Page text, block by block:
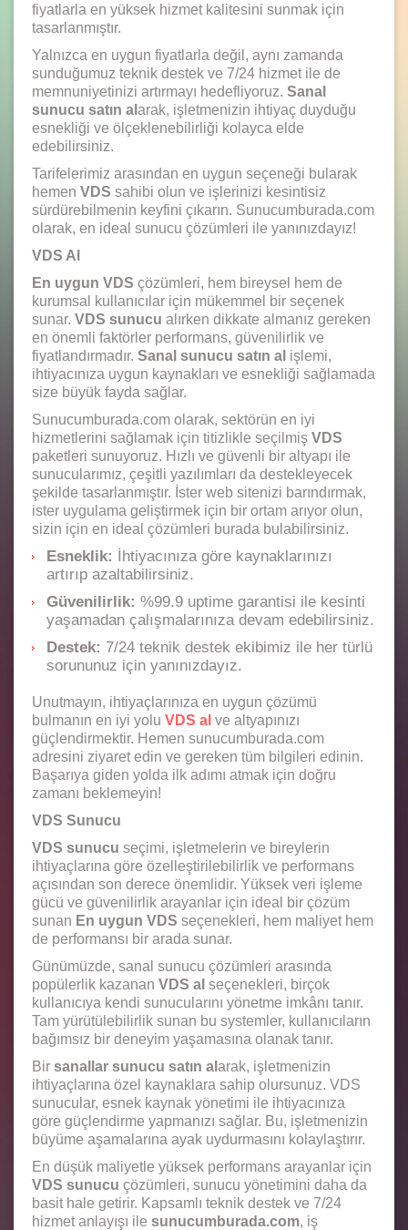
fiyatlarla en yüksek hizmet kalitesini sunmak için
tasarlanmıştır.
Yalnızca en uygun fiyatlarla değil, aynı zamanda
sunduğumuz teknik destek ve 7/24 hizmet ile de
memnuniyetinizi artırmayı hedefliyoruz. Sanal
sunucu satın al arak, işletmenizin ihtiyaç duyduğu
esnekliği ve ölçeklenebilirliği kolayca elde
edebilirsiniz.
Tarifelerimiz arasından en uygun seçeneği bularak
hemen VDS sahibi olun ve işlerinizi kesintisiz
sürdürebilmenin keyfini çıkarın. Sunucumburada.com
olarak, en ideal sunucu çözümleri ile yanınızdayız!
VDS Al
En uygun VDS çözümleri, hem bireysel hem de
kurumsal kullanıcılar için mükemmel bir seçenek
sunar. VDS sunucu alırken dikkate almanız gereken
en önemli faktörler performans, güvenilirlik ve
fiyatlandırmadır. Sanal sunucu satın al işlemi,
ihtiyacınıza uygun kaynakları ve esnekliği sağlamada
size büyük fayda sağlar.
Sunucumburada.com olarak, sektörün en iyi
hizmetlerini sağlamak için titizlikle seçilmiş VDS
paketleri sunuyoruz. Hızlı ve güvenli bir altyapı ile
sunucularımız, çeşitli yazılımları da destekleyecek
şekilde tasarlanmıştır. İster web sitenizi barındırmak,
ister uygulama geliştirmek için bir ortam arıyor olun,
sizin için en ideal çözümleri burada bulabilirsiniz.
Esneklik: İhtiyacınıza göre kaynaklarınızı
artırıp azaltabilirsiniz.
Güvenilirlik: %99.9 uptime garantisi ile kesinti
yaşamadan çalışmalarınıza devam edebilirsiniz.
Destek: 7/24 teknik destek ekibimiz ile her türlü
sorununuz için yanınızdayız.
Unutmayın, ihtiyaçlarınıza en uygun çözümü
bulmanın en iyi yolu VDS al ve altyapınızı
güçlendirmektir. Hemen sunucumburada.com
adresini ziyaret edin ve gereken tüm bilgileri edinin.
Başarıya giden yolda ilk adımı atmak için doğru
zamanı beklemeyin!
VDS Sunucu
VDS sunucu seçimi, işletmelerin ve bireylerin
ihtiyaçlarına göre özelleştirilebilirlik ve performans
açısından son derece önemlidir. Yüksek veri işleme
gücü ve güvenilirlik arayanlar için ideal bir çözüm
sunan En uygun VDS seçenekleri, hem maliyet hem
de performansı bir arada sunar.
Günümüzde, sanal sunucu çözümleri arasında
popülerlik kazanan VDS al seçenekleri, birçok
kullanıcıya kendi sunucularını yönetme imkânı tanır.
Tam yürütülebilirlik sunan bu systemler, kullanıcıların
bağımsız bir deneyim yaşamasına olanak tanır.
Bir sanallar sunucu satın al arak, işletmenizin
ihtiyaçlarına özel kaynaklara sahip olursunuz. VDS
sunucular, esnek kaynak yönetimi ile ihtiyacınıza
göre güçlendirme yapmanızı sağlar. Bu, işletmenizin
büyüme aşamalarına ayak uydurmasını kolaylaştırır.
En düşük maliyetle yüksek performans arayanlar için
VDS sunucu çözümleri, sunucu yönetimini daha da
basit hale getirir. Kapsamlı teknik destek ve 7/24
hizmet anlayışı ile sunucumburada.com, iş